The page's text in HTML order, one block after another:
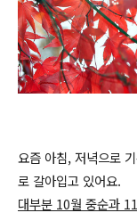
요즘 아침, 저녁으로
로 갈아입고 있어요.
대부분 10월 중순과